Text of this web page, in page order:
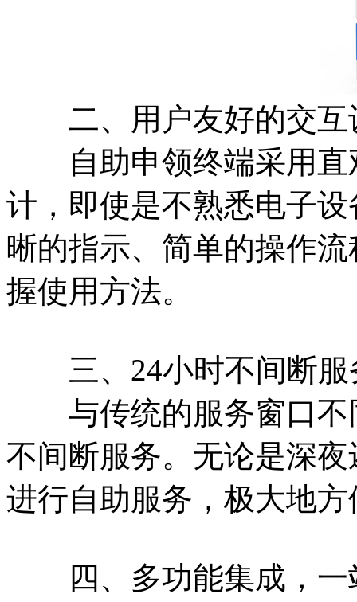
二、用户友好的交互
自助申领终端采用直
计，即使是不熟悉电子
晰的指示、简单的操作
握使用方法。
三、24小时不间断服
与传统的服务窗口不
不间断服务。无论是深
进行自助服务，极大地
四、多功能集成，一